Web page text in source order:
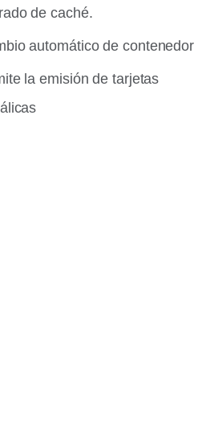
de caché.
automático de contenedor
la emisión de tarjetas